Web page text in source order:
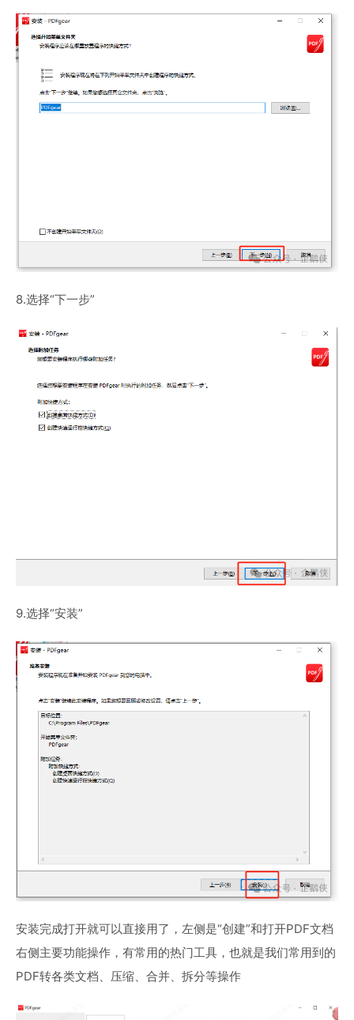
8.选择“下一步”
9.选择“安装”
安装完成打开就可以直接用了，左侧是“创建”和打开PDF文档
右侧主要功能操作，有常用的热门工具，也就是我们常用到的
PDF转各类文档、压缩、合并、拆分等操作